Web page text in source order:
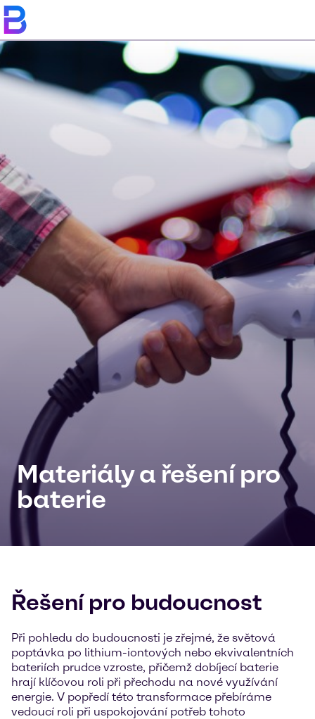
Materiály a řešení pro
baterie
Řešení pro budoucnost
Při pohledu do budoucnosti je zřejmé, že světová
poptávka po lithium-iontových nebo ekvivalentních
bateriích prudce vzroste, přičemž dobíjecí baterie
hrají klíčovou roli při přechodu na nové využívání
energie. V popředí této transformace přebíráme
vedoucí roli při uspokojování potřeb tohoto